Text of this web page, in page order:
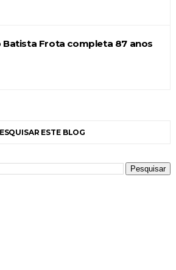
Batista Frota completa 87 anos
ESTE BLOG